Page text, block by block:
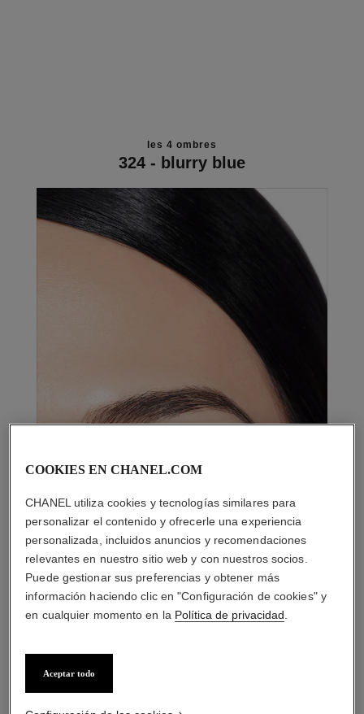
les 4 ombres
324 - blurry blue
COOKIES EN CHANEL.COM
CHANEL utiliza cookies y tecnologías similares para
personalizar el contenido y ofrecerle una experiencia
personalizada, incluidos anuncios y recomendaciones
relevantes en nuestro sitio web y con nuestros socios.
Puede gestionar sus preferencias y obtener más
información haciendo clic en "Configuración de cookies" y
en cualquier momento en la Política de privacidad
Aceptar todo